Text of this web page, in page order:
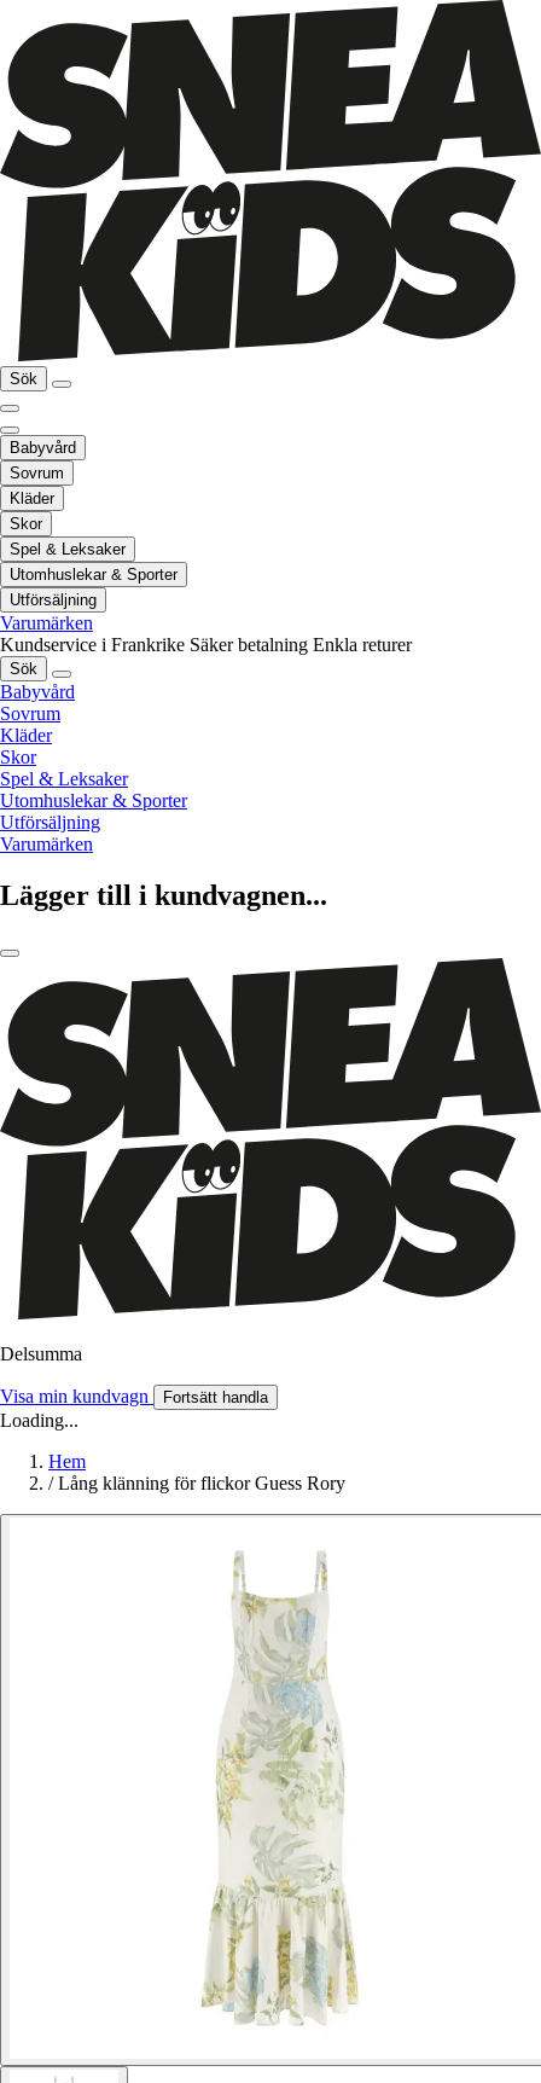
Sök
Babyvård
Sovrum
Kläder
Skor
Spel & Leksaker
Utomhuslekar & Sporter
Utförsäljning
Varumärken
Kundservice i Frankrike Säker betalning Enkla returer
Sök
Babyvård
Sovrum
Kläder
Skor
Spel & Leksaker
Utomhuslekar & Sporter
Utförsäljning
Varumärken
Lägger till i kundvagnen...
Delsumma
Visa min kundvagn Fortsätt handla
Loading...
Hem
/ Lång klänning för flickor Guess Rory